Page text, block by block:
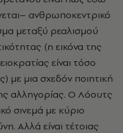
ανθρωποκεντρικό
μεταξύ ρεαλισμού
(η εικόνα της
είναι τόσο
με μια σχεδόν ποιητική
αλληγορίας. Ο Λόουτς
σινεμά με κύριο
Αλλά είναι τέτοιας